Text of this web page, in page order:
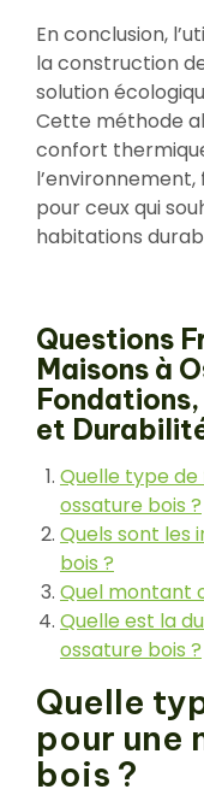
En conclusion,
la construction
solution
Cette méthode
confort
l’environnement,
pour ceux qui
habitations
Questions
Maisons à
et
Quelle type
ossature bois ?
Quels sont les
bois ?
Quel montant
Quelle est la
ossature bois ?
Quelle
pour une
bois ?